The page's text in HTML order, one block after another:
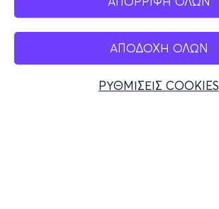
ΑΠΟΔΟΧΗ ΟΛΩΝ
ΡΥΘΜΙΣΕΙΣ COOKIES